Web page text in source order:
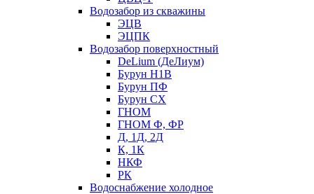
Водозабор из скважины
ЭЦВ
ЭЦПК
Водозабор поверхностный
DeLium (ДеЛиум)
Бурун Н1В
Бурун ПФ
Бурун СХ
ГНОМ
ГНОМ Ф, ФР
Д, 1Д, 2Д
К, 1К
НКФ
РК
Водоснабжение холодное